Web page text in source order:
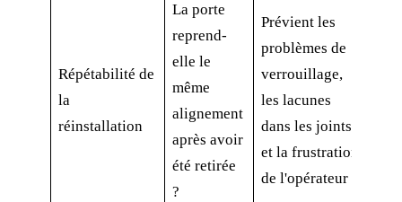
Répétabilité de
la
réinstallation
La porte
reprend-
elle le
même
alignement
après avoir
été retirée
?
Prévient les
problèmes de
verrouillage,
les lacunes
dans les joints
et la frustration
de l'opérateur